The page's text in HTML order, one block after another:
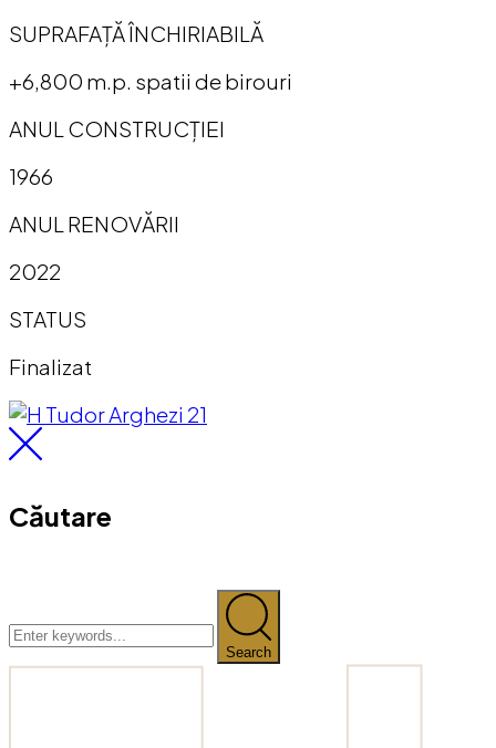
SUPRAFAȚĂ ÎNCHIRIABILĂ
+6,800 m.p. spatii de birouri
ANUL CONSTRUCȚIEI
1966
ANUL RENOVĂRII
2022
STATUS
Finalizat
Căutare
Search